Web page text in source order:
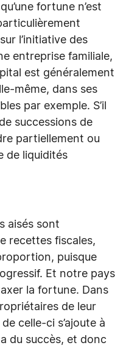
fortune n’est
l’initiative des
entreprise familiale,
est généralement
même, dans ses
par exemple. S’il
successions de
partiellement ou
de liquidités
aisés sont
recettes fiscales,
puisque
Et notre pays
la fortune. Dans
de leur
celle-ci s’ajoute à
du succès, et donc